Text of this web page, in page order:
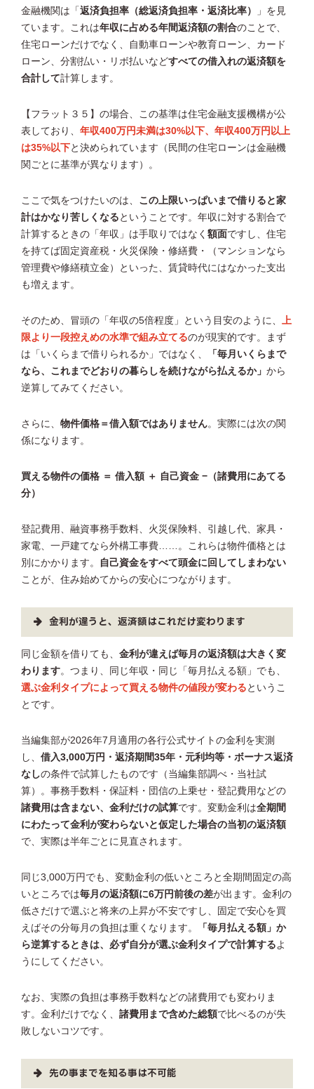
金融機関は「返済負担率（総返済負担率・返済比率）
」を見
ています。これは年収に占める年間返済額の割合のことで、
住宅ローンだけでなく、自動車ローンや教育ローン、カード
ローン、分割払い・リボ払いなどすべての借入れの返済額を
合計して計算します。
【フラット３５】の場合、この基準は住宅金融支援機構が公
表しており、 年収400万円未満は30%以下、年収400万円以上
は35%以下と決められています（民間の住宅ローンは金融機
関ごとに基準が異なります）。
ここで気をつけたいのは、 この上限いっぱいまで借りると家
計はかなり苦しくなる ということです。年収に対する割合で
計算するときの「年収」は手取りではなく 額面ですし、住宅
を持てば固定資産税・火災保険・修繕費・（マンションなら
管理費や修繕積立金）といった、賃貸時代にはなかった支出
も増えます。
そのため、冒頭の「年収の5倍程度」という目安のように、
上
限より一段控えめの水準で組み立てるのが現実的です。まず
は「いくらまで借りられるか」ではなく、
「毎月いくらまで
なら、これまでどおりの暮らしを続けながら払えるか」 から
逆算してみてください。
さらに、 物件価格＝借入額ではありません。実際には次の関
係になります。
買える物件の価格 ＝ 借入額 ＋ 自己資金 −（諸費用にあてる
分）
登記費用、融資事務手数料、火災保険料、引越し代、家具・
家電、一戸建てなら外構工事費……。これらは物件価格とは
別にかかります。
自己資金をすべて頭金に回してしまわない
ことが、住み始めてからの安心につながります。
金利が違うと、返済額はこれだけ変わります
同じ金額を借りても、 金利が違えば毎月の返済額は大きく変
わります。つまり、同じ年収・同じ「毎月払える額」でも、
選ぶ金利タイプによって買える物件の値段が変わる というこ
とです。
当編集部が2026年7月適用の各行公式サイトの金利を実測
し、 借入3,000万円・返済期間35年・元利均等・ボーナス返済
なしの条件で試算したものです（当編集部調べ・当社試
算）。事務手数料・保証料・団信の上乗せ・登記費用などの
諸費用は含まない、金利だけの試算です。変動金利は全期間
にわたって金利が変わらないと仮定した場合の当初の返済額
で、実際は半年ごとに見直されます。
同じ3,000万円でも、変動金利の低いところと全期間固定の高
いところでは毎月の返済額に6万円前後の差が出ます。金利の
低さだけで選ぶと将来の上昇が不安ですし、固定で安心を買
えばその分毎月の負担は重くなります。
「毎月払える額」か
ら逆算するときは、必ず自分が選ぶ金利タイプで計算するよ
うにしてください。
なお、実際の負担は事務手数料などの諸費用でも変わりま
す。金利だけでなく、 諸費用まで含めた総額で比べるのが失
敗しないコツです。
先の事までを知る事は不可能